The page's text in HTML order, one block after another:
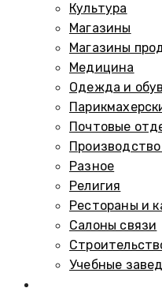
Культура
Магазины
Магазины
Медицина
Одежда и
Почтовые
Разное
Религия
Рестораны и
Салоны связи
Учебные